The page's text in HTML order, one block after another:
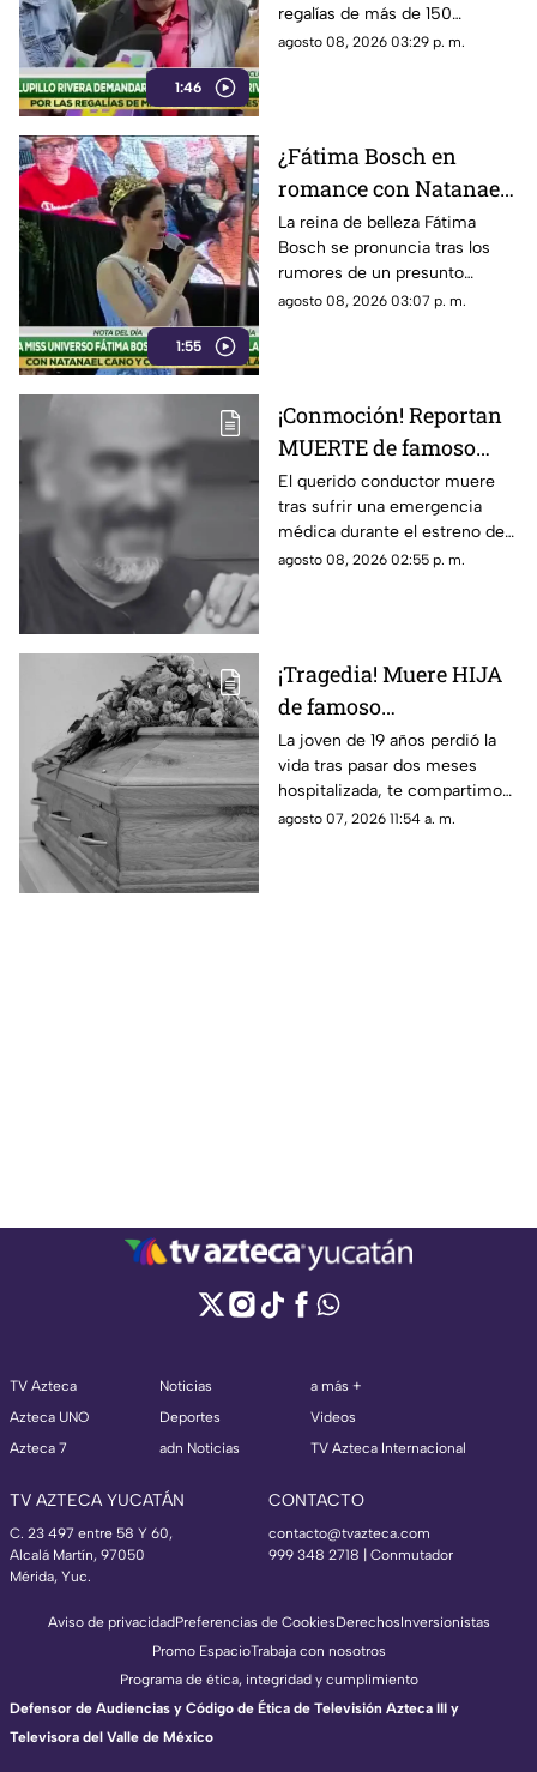
1:46
Esto es lo que se sabe
regalías de más de 150
canciones, lo cual podría
agosto 08, 2026 03:29 p. m.
1:55
¿Fátima Bosch en
romance con Natanael
Cano? La reina de
belleza rompe el
silencio
La reina de belleza Fátima
Bosch se pronuncia tras los
rumores de un presunto
romance con Natanael Cano,
agosto 08, 2026 03:07 p. m.
¡Conmoción! Reportan
MUERTE de famoso
CONDUCTOR tras
desvanecerse en pleno
programa de televisión;
esto se sabe
El querido conductor muere
tras sufrir una emergencia
médica durante el estreno de
su programa. El caso genera
agosto 08, 2026 02:55 p. m.
¡Tragedia! Muere HIJA
de famoso
COMEDIANTE
mexicano a los 19 años
en su vivienda; esto se
sabe
La joven de 19 años perdió la
vida tras pasar dos meses
hospitalizada, te compartimos
lo que se sabe de su muerte.
agosto 07, 2026 11:54 a. m.
TV Azteca
Azteca UNO
Azteca 7
Noticias
Deportes
adn Noticias
a más +
Videos
TV Azteca Internacional
TV AZTECA YUCATÁN
C. 23 497 entre 58 Y 60,
Alcalá Martín, 97050
Mérida, Yuc.
CONTACTO
contacto@tvazteca.com
999 348 2718 | Conmutador
Aviso de privacidadPreferencias de CookiesDerechosInversionistas
Promo EspacioTrabaja con nosotros
Programa de ética, integridad y cumplimiento
Defensor de Audiencias y Código de Ética de Televisión Azteca III y
Televisora del Valle de México